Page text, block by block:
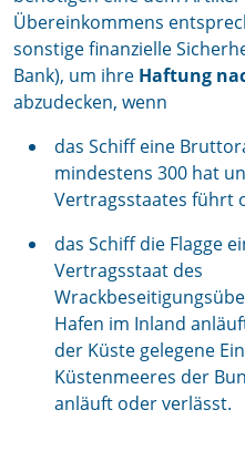
Übereinkommens
sonstige finanzielle
Bank), um ihre Haftung
abzudecken, wenn
das Schiff eine
mindestens 300 hat
Vertragsstaates führt
das Schiff die Flagge
Vertragsstaat des
Hafen im Inland
der Küste gelegene
Küstenmeeres der
anläuft oder verlässt.